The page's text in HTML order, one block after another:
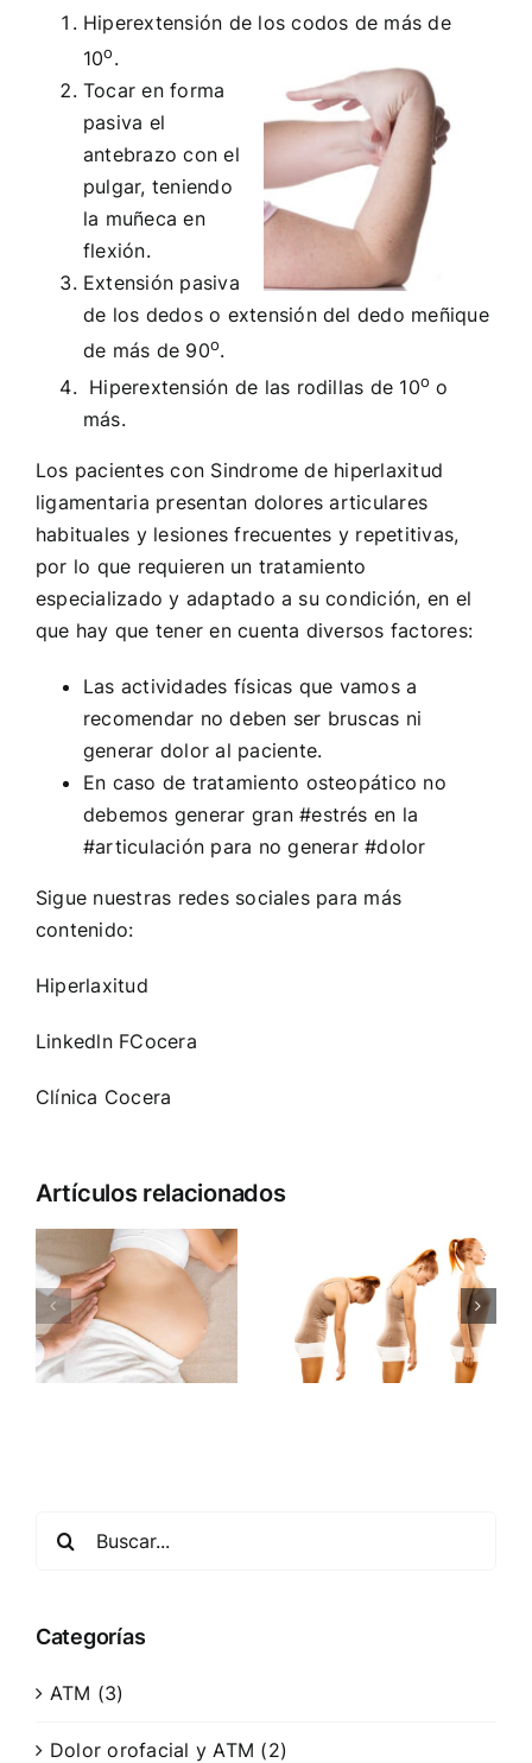
Hiperextensión de los codos de más de
10o.
Tocar en forma
pasiva el
antebrazo con el
pulgar, teniendo
la muñeca en
flexión.
Extensión pasiva
de los dedos o extensión del dedo meñique
de más de 90o.
Hiperextensión de las rodillas de 10o o
más.
Los pacientes con Sindrome de hiperlaxitud
ligamentaria presentan dolores articulares
habituales y lesiones frecuentes y repetitivas,
por lo que requieren un tratamiento
especializado y adaptado a su condición, en el
que hay que tener en cuenta diversos factores:
Las actividades físicas que vamos a
recomendar no deben ser bruscas ni
generar dolor al paciente.
En caso de tratamiento osteopático no
debemos generar gran#estrés en la
#articulación para no generar#dolor
Sigue nuestras redes sociales para más
contenido:
Hiperlaxitud
Linkedln FCocera
Clínica Cocera
Artículos relacionados
Categorías
ATM (3)
Dolor orofacial y ATM (2)